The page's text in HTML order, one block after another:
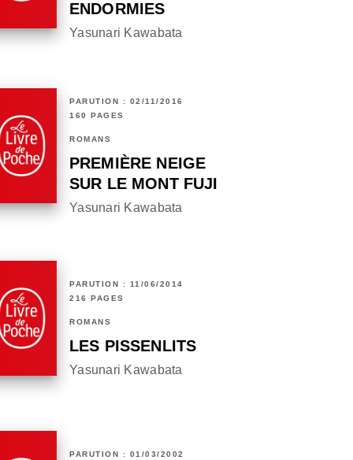
ENDORMIES
Yasunari Kawabata
PARUTION : 02/11/2016
160 PAGES
ROMANS
PREMIÈRE NEIGE
SUR LE MONT FUJI
Yasunari Kawabata
PARUTION : 11/06/2014
216 PAGES
ROMANS
LES PISSENLITS
Yasunari Kawabata
PARUTION : 01/03/2002